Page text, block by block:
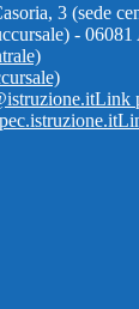
3 (sede
-
Link